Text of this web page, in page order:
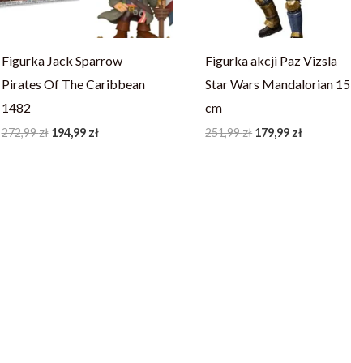
Figurka Jack Sparrow
Pirates Of The Caribbean
1482
272,99zł 194,99 zł
Figurka akcji Paz Vizsla
Star Wars Mandalorian 15
cm
251,99zł 179,99 zł